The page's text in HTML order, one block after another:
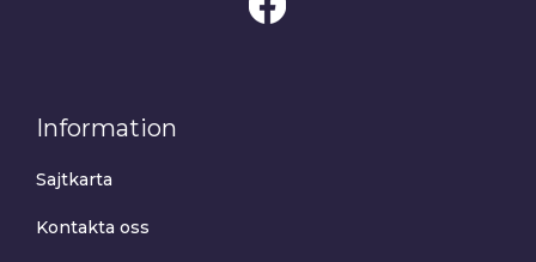
Information
Sajtkarta
Kontakta oss